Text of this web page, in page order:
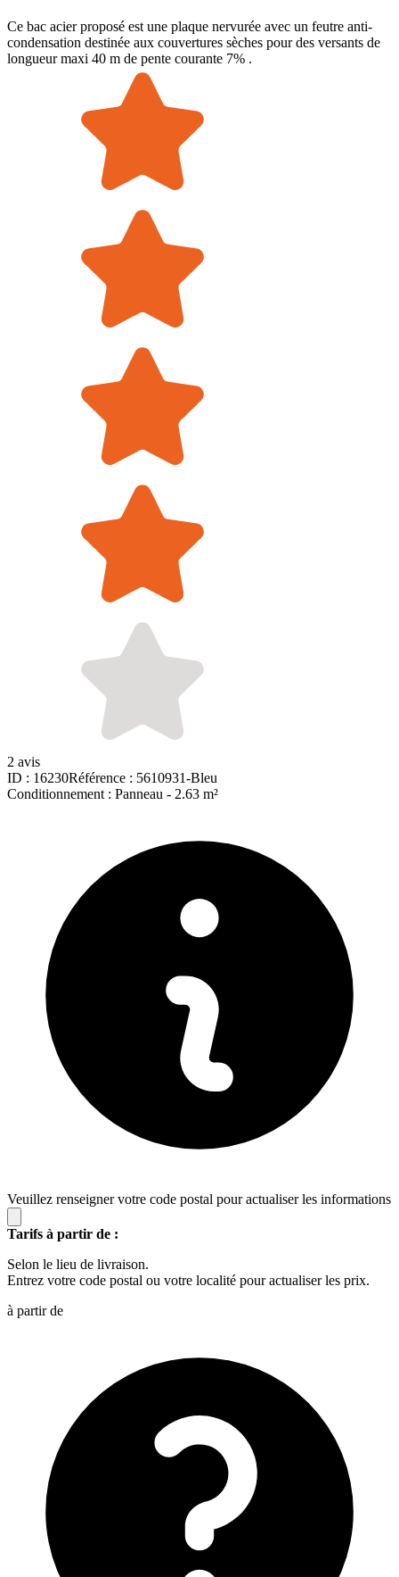
Ce bac acier proposé est une plaque nervurée avec un feutre anti-
condensation destinée aux couvertures sèches pour des versants de
longueur maxi 40 m de pente courante 7% .
2 avis
ID : 16230Référence : 5610931-Bleu
Conditionnement : Panneau - 2.63 m²
Veuillez renseigner votre code postal pour actualiser les informations
Tarifs à partir de :
Selon le lieu de livraison.
Entrez votre code postal ou votre localité pour actualiser les prix.
à partir de